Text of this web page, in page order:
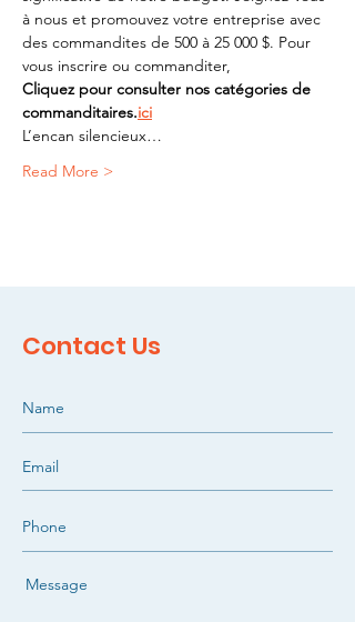
à nous et promouvez votre entreprise avec
des commandites de 500 à 25 000 $. Pour
vous inscrire ou commanditer,
Cliquez pour consulter nos catégories de
commanditaires.ici
L’encan silencieux…
Read More >
Contact Us